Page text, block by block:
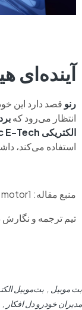
آینده‌ای
رنو قصد دارد این
انتظار می‌رود که
الکتریکی Scenic E-Tech
استفاده می‌کند،
منبع مقاله: motor1
تیم ترجمه و نگارش
بت موبیل بت‌موبیل
مدیران خودرو دل افکار